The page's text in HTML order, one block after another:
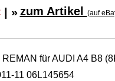
| » zum Artikel (auf
für AUDI A4 B8
11 06L145654